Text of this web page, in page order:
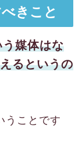
きこと
媒体はな
るというの
うことです